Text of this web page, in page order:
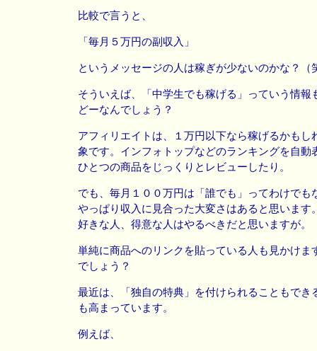
比較で言うと、
「毎月５万円の副収入」
というメッセージの人は稼ぎが少ないのかな？（
そういえば、「中学生でも稼げる」っていう情報
どーなんでしょう？
アフィリエイトは、１万円以下なら稼げるかもし
象です。インフォトップなどのランキングを自動
ひとつの商品をじっくりとレビューしたり。
でも、毎月１００万円は「誰でも」ってわけでも
やっぱり収入に見合った大変さはあると思います
好きな人、得意な人はやるべきだと思いますが。
単純に商品へのリンクを貼っている人も見かけま
でしょう？
最近は、「独自の特典」を付けられることもでき
も高まっています。
例えば、